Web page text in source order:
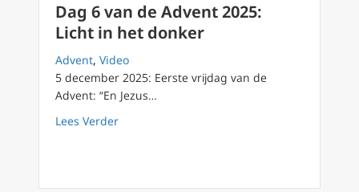
Dag 6 van de Advent 2025:
Licht in het donker
Advent, Video
5 december 2025: Eerste vrijdag van de
Advent: “En Jezus…
Lees Verderabout Dag 6 van de Advent 2025: Licht in